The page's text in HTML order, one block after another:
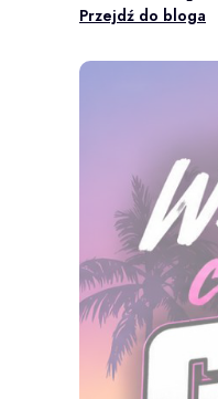
Przejdź do bloga